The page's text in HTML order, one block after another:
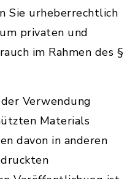
Sie urheberrechtlich
privaten und
im Rahmen des §
Verwendung
Materials
davon in anderen